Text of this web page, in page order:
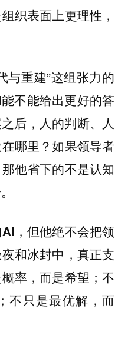
织表面上更理性，
与重建”这组张力的
不能给出更好的答
后，人的判断、人
哪里？如果领导者
他省下的不是认知
，但他绝不会把领
和冰封中，真正支
率，而是希望；不
不只是最优解，而